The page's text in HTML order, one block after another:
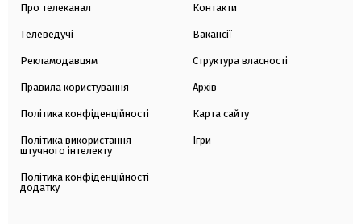
Про телеканал
Телеведучі
Рекламодавцям
Правила користування
Політика конфіденційності
Політика використання
штучного інтелекту
Політика конфіденційності
додатку
Контакти
Вакансії
Структура власності
Архів
Карта сайту
Ігри